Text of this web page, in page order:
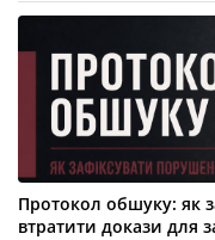
Протокол обшуку: як
втратити докази для